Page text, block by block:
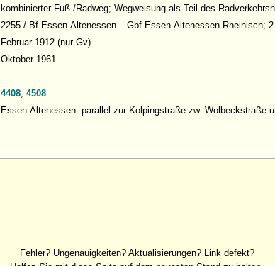
kombinierter Fuß-/Radweg; Wegweisung als Teil des
2255 / Bf Essen-Altenessen – Gbf Essen-Altenessen Rheinisch;
Februar 1912 (nur Gv)
Oktober 1961
4408, 4508
Essen-Altenessen: parallel zur Kolpingstraße zw. Wolbeckstraße
Fehler? Ungenauigkeiten? Aktualisierungen? Link defekt?